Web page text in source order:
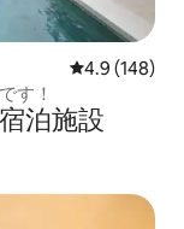
レビュー148
4.9 (148)
す！
泊施設